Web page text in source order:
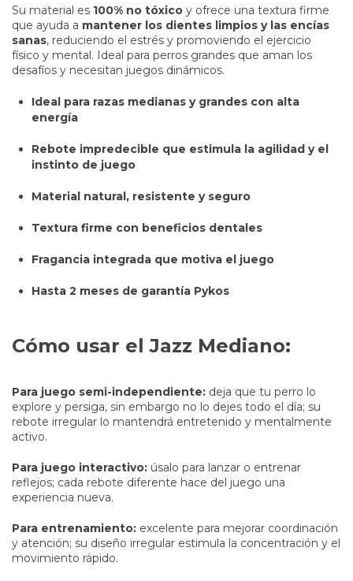
Su material es 100% no tóxico y ofrece una textura firme
que ayuda a mantener los dientes limpios y las encías
sanas, reduciendo el estrés y promoviendo el ejercicio
físico y mental. Ideal para perros grandes que aman los
desafíos y necesitan juegos dinámicos.
Ideal para razas medianas y grandes con alta
energía
Rebote impredecible que estimula la agilidad y el
instinto de juego
Material natural, resistente y seguro
Textura firme con beneficios dentales
Fragancia integrada que motiva el juego
Hasta 2 meses de garantía Pykos
Cómo usar el Jazz Mediano:
Para juego semi-independiente: deja que tu perro lo
explore y persiga, sin embargo no lo dejes todo el día; su
rebote irregular lo mantendrá entretenido y mentalmente
activo.
Para juego interactivo: úsalo para lanzar o entrenar
reflejos; cada rebote diferente hace del juego una
experiencia nueva.
Para entrenamiento: excelente para mejorar coordinación
y atención; su diseño irregular estimula la concentración y el
movimiento rápido.